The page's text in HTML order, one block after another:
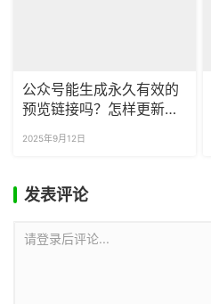
公众号能生成永久有效的
预览链接吗？怎样更新预
2025年9月12日
发表评论
请登录后评论...